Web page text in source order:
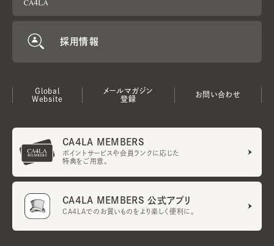
採用情報
Global
Website
メールマガジン
登録
お問い合わせ
CA4LA MEMBERS
ポイントサービスや会員ランクに応じた
特典をご用意。
CA4LA MEMBERS 公式アプリ
CA4LAでのお買いものをより楽しく便利に。